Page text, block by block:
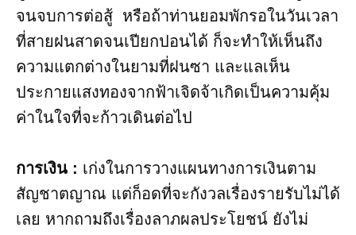
จนจบการต่อสู้ หรือถ้าท่านยอมพักรอในวันเวลา
ที่สายฝนสาดจนเปียกปอนได้ ก็จะทำให้เห็นถึง
ความแตกต่างในยามที่ฝนซา และแลเห็น
ประกายแสงทองจากฟ้าเจิดจ้าเกิดเป็นความคุ้ม
ค่าในใจที่จะก้าวเดินต่อไป
การเงิน : เก่งในการวางแผนทางการเงินตาม
สัญชาตญาณ แต่ก็อดที่จะกังวลเรื่องรายรับไม่ได้
เลย หากถามถึงเรื่องลาภผลประโยชน์ ยังไม่